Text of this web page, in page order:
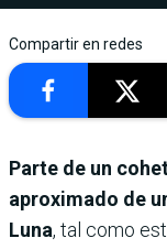
Compartir en redes
Parte de un
aproximado de
Luna, tal como